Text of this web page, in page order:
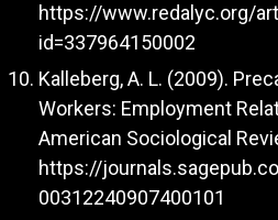
https://www.redalyc.org/
id=337964150002
Kalleberg, A. L. (2009).
Workers: Employment
American Sociological
https://
00312240907400101